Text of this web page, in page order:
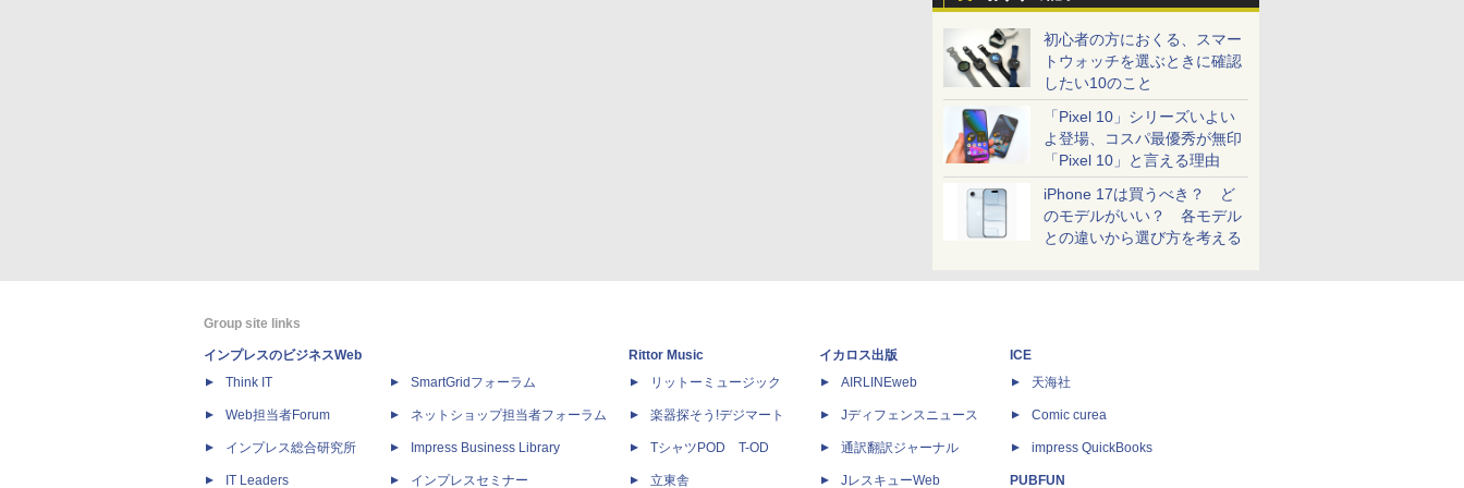
初心者の方におくる、スマー
トウォッチを選ぶときに確認
したい10のこと
「Pixel 10」シリーズいよい
よ登場、コスパ最優秀が無印
「Pixel 10」と言える理由
iPhone 17は買うべき？ ど
のモデルがいい？ 各モデル
との違いから選び方を考える
Group site links
インプレスのビジネスWeb
Think IT
Web担当者Forum
インプレス総合研究所
IT Leaders
SmartGridフォーラム
ネットショップ担当者フォーラム
Impress Business Library
インプレスセミナー
Rittor Music
リットーミュージック
楽器探そう!デジマート
TシャツPOD T-OD
立東舎
イカロス出版
AIRLINEweb
Jディフェンスニュース
通訳翻訳ジャーナル
JレスキューWeb
ICE
天海社
Comic curea
impress QuickBooks
PUBFUN